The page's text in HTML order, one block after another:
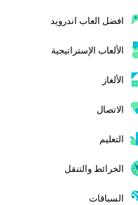
افضل العاب اندرويد
الألعاب الإستراتيجية
الألغاز
الاتصال
التعليم
الخرائط والتنقل
السباقات